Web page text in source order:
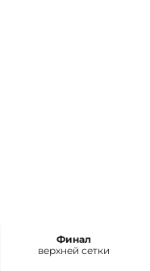
Финал
верхней сетки